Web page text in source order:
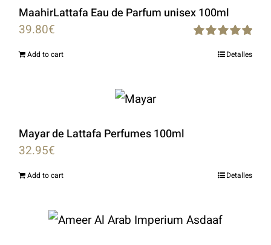
MaahirLattafa Eau de Parfum unisex 100ml
out of 5
39.80€
Add to cart Detalles
Mayar de Lattafa Perfumes 100ml
32.95€
Add to cart Detalles